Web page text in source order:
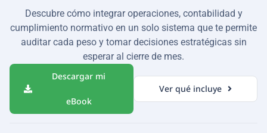
Descubre cómo integrar operaciones, contabilidad y
cumplimiento normativo en un solo sistema que te permite
auditar cada peso y tomar decisiones estratégicas sin
esperar al cierre de mes.
Descargar mi
eBook
Ver qué incluye